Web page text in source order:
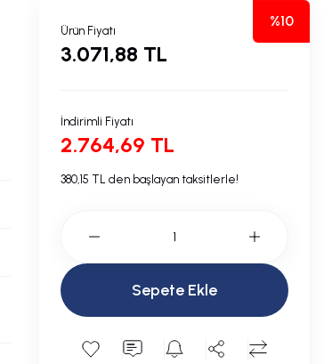
%10
Ürün Fiyatı
3.071,88 TL
İndirimli Fiyatı
2.764,69 TL
380,15 TL den başlayan taksitlerle!
Sepete Ekle